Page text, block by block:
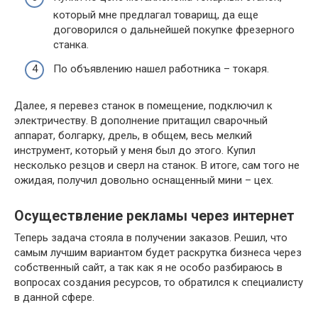
который мне предлагал товарищ, да еще
договорился о дальнейшей покупке фрезерного
станка.
По объявлению нашел работника – токаря.
Далее, я перевез станок в помещение, подключил к
электричеству. В дополнение притащил сварочный
аппарат, болгарку, дрель, в общем, весь мелкий
инструмент, который у меня был до этого. Купил
несколько резцов и сверл на станок. В итоге, сам того не
ожидая, получил довольно оснащенный мини – цех.
Осуществление рекламы через интернет
Теперь задача стояла в получении заказов. Решил, что
самым лучшим вариантом будет раскрутка бизнеса через
собственный сайт, а так как я не особо разбираюсь в
вопросах создания ресурсов, то обратился к специалисту
в данной сфере.